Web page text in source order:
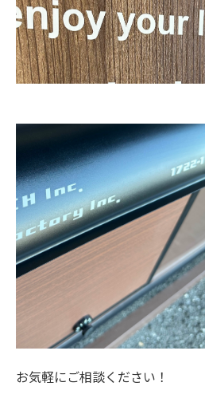
お気軽にご相談ください！